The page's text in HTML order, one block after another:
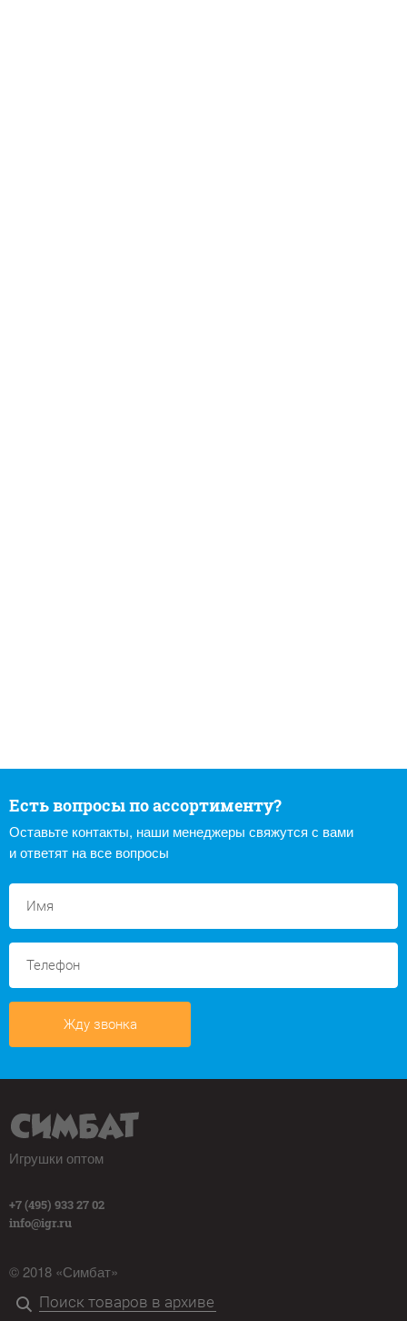
Есть вопросы по ассортименту?
Оставьте контакты, наши менеджеры свяжутся с вами
и ответят на все вопросы
Жду звонка
Игрушки оптом
+7 (495) 933 27 02
info@igr.ru
© 2018 «Симбат»